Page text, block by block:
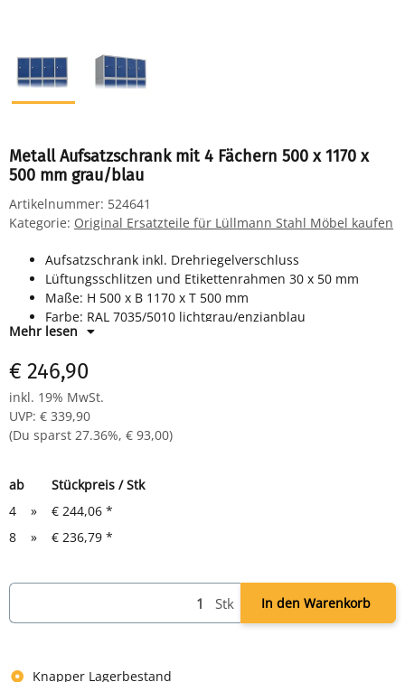
Metall Aufsatzschrank mit 4 Fächern 500 x 1170 x
500 mm grau/blau
Artikelnummer: 524641
Kategorie: Original Ersatzteile für Lüllmann Stahl Möbel kaufen
Aufsatzschrank inkl. Drehriegelverschluss
Lüftungsschlitzen und Etikettenrahmen 30 x 50 mm
Maße: H 500 x B 1170 x T 500 mm
Farbe: RAL 7035/5010 lichtgrau/enzianblau
komplett montiert, keine Montage notwendig
Mehr lesen
€ 246,90
inkl. 19% MwSt.
UVP: € 339,90
(Du sparst 27.36%, € 93,00)
ab
Stückpreis / Stk
4
» € 244,06 *
8
» € 236,79 *
Stk In den Warenkorb
Knapper Lagerbestand